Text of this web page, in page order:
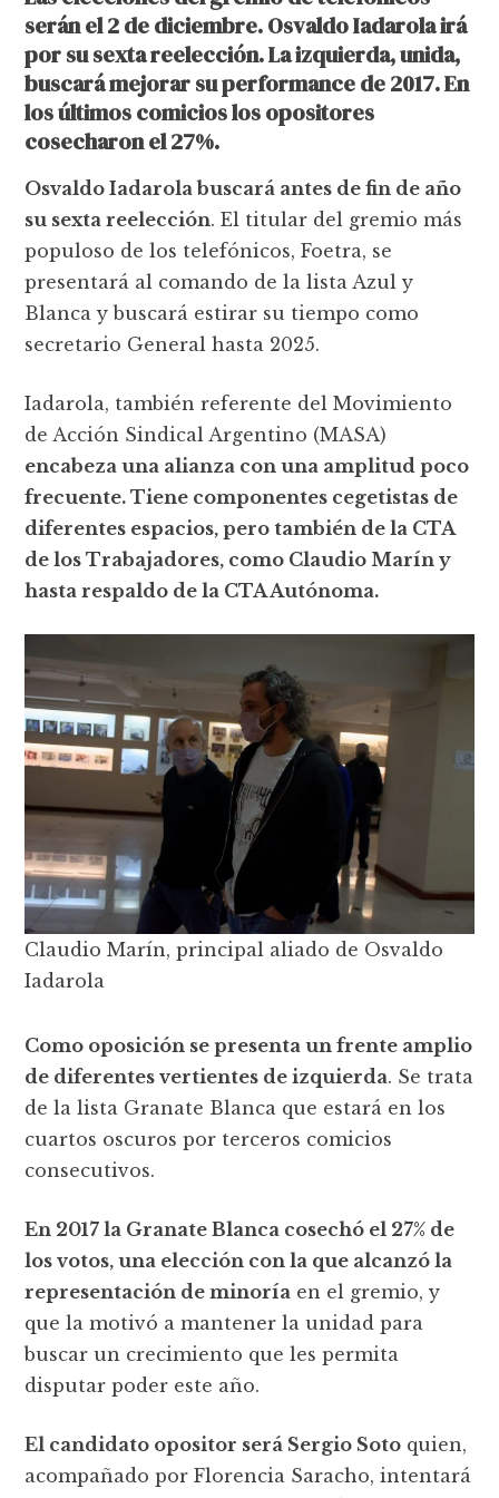
serán el 2 de diciembre. Osvaldo Iadarola irá
por su sexta reelección. La izquierda, unida,
buscará mejorar su performance de 2017. En
los últimos comicios los opositores
cosecharon el 27%.
Osvaldo Iadarola buscará antes de fin de año
su sexta reelección. El titular del gremio más
populoso de los telefónicos, Foetra, se
presentará al comando de la lista Azul y
Blanca y buscará estirar su tiempo como
secretario General hasta 2025.
Iadarola, también referente del Movimiento
de Acción Sindical Argentino (MASA)
encabeza una alianza con una amplitud poco
frecuente. Tiene componentes cegetistas de
diferentes espacios, pero también de la CTA
de los Trabajadores, como Claudio Marín y
hasta respaldo de la CTA Autónoma.
Claudio Marín, principal aliado de Osvaldo
Iadarola
Como oposición se presenta un frente amplio
de diferentes vertientes de izquierda. Se trata
de la lista Granate Blanca que estará en los
cuartos oscuros por terceros comicios
consecutivos.
En 2017 la Granate Blanca cosechó el 27% de
los votos, una elección con la que alcanzó la
representación de minoría en el gremio, y
que la motivó a mantener la unidad para
buscar un crecimiento que les permita
disputar poder este año.
El candidato opositor será Sergio Soto quien,
acompañado por Florencia Saracho, intentará